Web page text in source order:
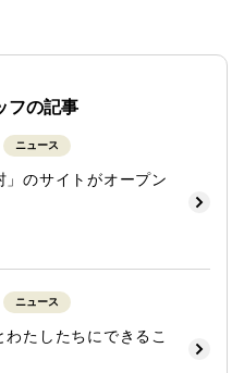
フの記事
ニュース
」のサイトがオープン
ニュース
たしたちにできるこ